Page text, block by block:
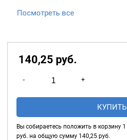
1 упаковка = 20
25 упаковок = 500
люверсов
ВАЖНО: ЛЮВЕРСЫ
НЕОБХОДИМО ИЗМЕРЯТЬ
ПО ВНУТРЕННЕМУ
ДИАМЕТРУ.
Посмотреть все
140,25 руб.
-
товара
Люверсы
MIRÁ
+
КУПИТЬ
Вы собираетесь положить в корзину 1
руб. на общую сумму 140,25руб.